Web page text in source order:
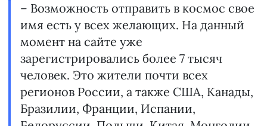
– Возможность отправить в космос свое
имя есть у всех желающих. На данный
момент на сайте уже
зарегистрировались более 7 тысяч
человек. Это жители почти всех
регионов России, а также США, Канады,
Бразилии, Франции, Испании,